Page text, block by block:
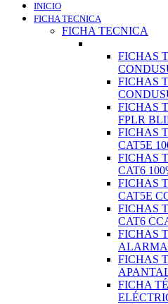
INICIO
FICHA TECNICA
FICHA TECNICA
FICHAS
FICHAS
FICHAS
FPLR
FICHAS
CAT5E
FICHAS
CAT6
FICHAS
CAT5E
FICHAS
CAT6
FICHAS
ALARMA
FICHAS
FICHA